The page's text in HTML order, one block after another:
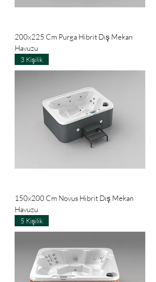
200x225 Cm Purga Hibrit Dış Mekan
Havuzu
3 Kişilik
150x200 Cm Novus Hibrit Dış Mekan
Havuzu
5 Kişilik